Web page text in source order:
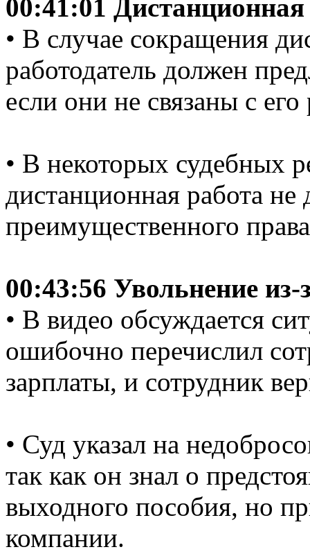
00:41:01
• В случае сокращения
работодатель должен
если они не связаны с его
• В некоторых судебных
дистанционная работа
преимущественного
00:43:56 Увольнение
• В видео обсуждается
ошибочно перечислил
зарплаты, и сотрудник
• Суд указал на
так как он знал о
выходного пособия, но
компании.